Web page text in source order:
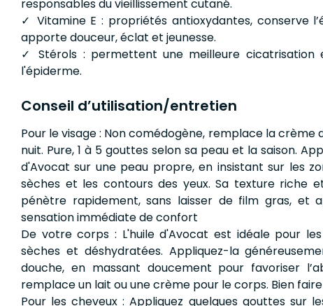
responsables du vieillissement cutané.
✓ Vitamine E : propriétés antioxydantes, conserve
apporte douceur, éclat et jeunesse.
✓ Stérols : permettent une meilleure cicatrisation
l'épiderme.
Conseil d’utilisation/entretien
Pour le visage : Non comédogène, remplace la crème
nuit. Pure, 1 à 5 gouttes selon sa peau et la saison.
d'Avocat sur une peau propre, en insistant sur les
sèches et les contours des yeux. Sa texture riche
pénètre rapidement, sans laisser de film gras, et
sensation immédiate de confort
De votre corps : L'huile d'Avocat est idéale pour
sèches et déshydratées. Appliquez-la
douche, en massant doucement pour favoriser
remplace un lait ou une crème pour le corps. Bien
Pour les cheveux : Appliquez quelques gouttes sur